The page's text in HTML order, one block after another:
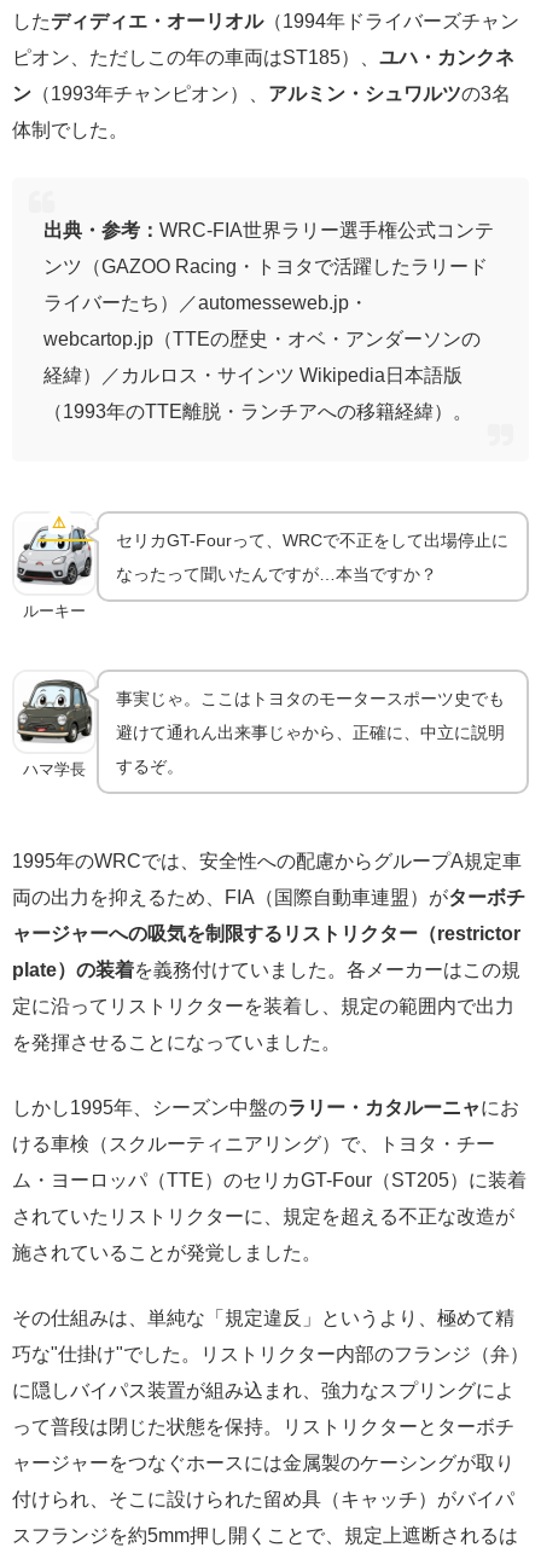
したディディエ・オーリオル（1994年ドライバーズチャン
ピオン、ただしこの年の車両はST185）、
ユハ・カンクネ
ン （1993年チャンピオン）、 アルミン・シュワルツの3名
体制でした。
出典・参考： WRC-FIA世界ラリー選手権公式コンテ
ンツ（GAZOO Racing・トヨタで活躍したラリード
ライバーたち）／automesseweb.jp・
webcartop.jp（TTEの歴史・オベ・アンダーソンの
経緯）／カルロス・サインツ Wikipedia日本語版
（1993年のTTE離脱・ランチアへの移籍経緯）。
⚠️ WRC史の汚点
ルーキー
セリカGT-Fourって、WRCで不正をして出場停止に
なったって聞いたんですが…本当ですか？
ハマ学長
事実じゃ。ここはトヨタのモータースポーツ史でも
避けて通れん出来事じゃから、正確に、中立に説明
するぞ。
1995年のWRCでは、安全性への配慮からグループA規定車
両の出力を抑えるため、FIA（国際自動車連盟）がターボチ
ャージャーへの吸気を制限するリストリクター（restrictor
plate）の装着を義務付けていました。各メーカーはこの規
定に沿ってリストリクターを装着し、規定の範囲内で出力
を発揮させることになっていました。
しかし1995年、シーズン中盤のラリー・カタルーニャにお
ける車検（スクルーティニアリング）で、トヨタ・チー
ム・ヨーロッパ（TTE）のセリカGT-Four（ST205）に装着
されていたリストリクターに、規定を超える不正な改造が
施されていることが発覚しました。
その仕組みは、単純な「規定違反」というより、極めて精
巧な"仕掛け"でした。リストリクター内部のフランジ（弁）
に隠しバイパス装置が組み込まれ、強力なスプリングによ
って普段は閉じた状態を保持。リストリクターとターボチ
ャージャーをつなぐホースには金属製のケーシングが取り
付けられ、そこに設けられた留め具（キャッチ）がバイパ
スフランジを約5mm押し開くことで、規定上遮断されるは